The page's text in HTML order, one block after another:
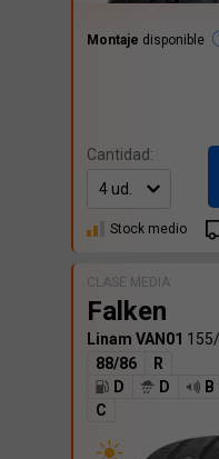
Montaje disponible
Cantidad:
Stock medio
CLASE MEDIA
Falken
Linam VAN01
88/86
R
D
D
C